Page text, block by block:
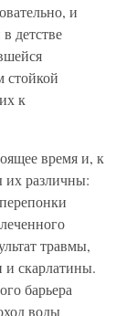
и
детстве
стойкой
к
время и, к
различны:
травмы,
и скарлатины.
барьера
воды